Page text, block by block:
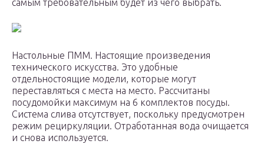
самым требовательным будет из чего выбрать.
Настольные ПММ. Настоящие произведения
технического искусства. Это удобные
отдельностоящие модели, которые могут
переставляться с места на место. Рассчитаны
посудомойки максимум на 6 комплектов посуды.
Система слива отсутствует, поскольку предусмотрен
режим рециркуляции. Отработанная вода очищается
и снова используется.